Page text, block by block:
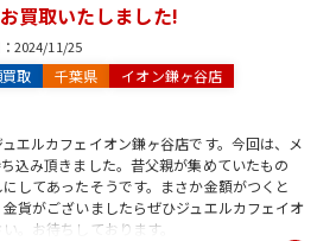
買取いたしました!
2024/11/25
取 千葉県 イオン鎌ヶ谷店
エルカフェイオン鎌ヶ谷店です。今回は、メ
込み頂きました。昔父親が集めていたもの
してあったそうです。まさか金額がつくと
貨がございましたらぜひジュエルカフェイオ
。お待ちしております。